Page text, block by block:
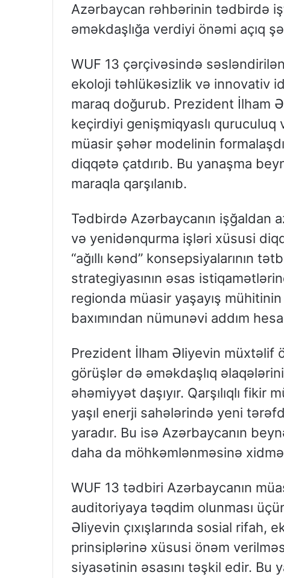
Azərbaycan rəhbərinin tədbirdə
əməkdaşlığa verdiyi önəmi açıq
WUF 13 çərçivəsində
ekoloji təhlükəsizlik və innovativ
maraq doğurub. Prezident İlham
keçirdiyi genişmiqyaslı
müasir şəhər modelinin
diqqətə çatdırıb. Bu yanaşma
maraqla qarşılanıb.
Tədbirdə Azərbaycanın işğaldan
və yenidənqurma işləri xüsusi
“ağıllı kənd” konsepsiyalarının
strategiyasının əsas
regionda müasir yaşayış mühitinin
baxımından nümunəvi addım
Prezident İlham Əliyevin müxtəlif
görüşlər də əməkdaşlıq
əhəmiyyət daşıyır. Qarşılıqlı
yaşıl enerji sahələrində yeni
yaradır. Bu isə Azərbaycanın
daha da möhkəmlənməsinə
WUF 13 tədbiri Azərbaycanın
auditoriyaya təqdim olunması
Əliyevin çıxışlarında sosial rifah,
prinsiplərinə xüsusi önəm
siyasətinin əsasını təşkil edir. Bu